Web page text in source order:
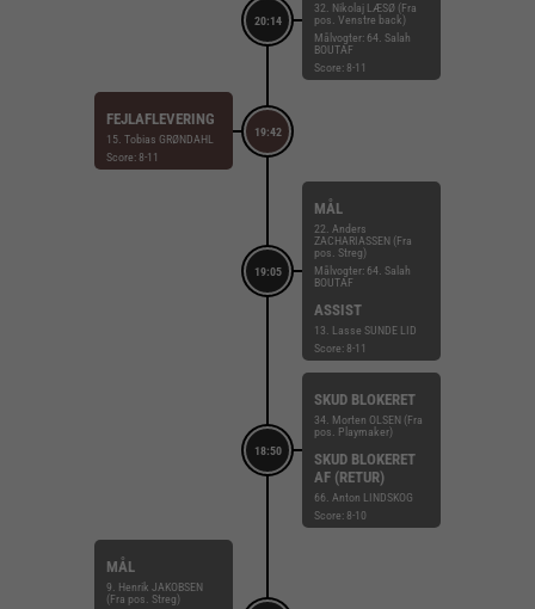
20:14
32. Nikolaj LÆSØ (Fra
pos. Venstre back)
Målvogter: 64. Salah
BOUTAF
Score: 8-11
19:42
FEJLAFLEVERING
15. Tobias GRØNDAHL
Score: 8-11
19:05
MÅL
22. Anders
ZACHARIASSEN (Fra
pos. Streg)
Målvogter: 64. Salah
BOUTAF
ASSIST
13. Lasse SUNDE LID
Score: 8-11
18:50
SKUD BLOKERET
34. Morten OLSEN (Fra
pos. Playmaker)
SKUD BLOKERET
AF (RETUR)
66. Anton LINDSKOG
Score: 8-10
MÅL
9. Henrik JAKOBSEN
(Fra pos. Streg)